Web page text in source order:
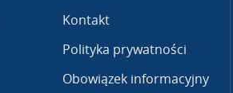
Kontakt
Polityka prywatności
Obowiązek informacyjny